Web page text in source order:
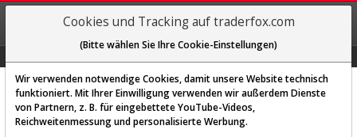
REGIS-
TRIEREN
Diese Funktion ist nur für
Cookies und Tracking auf traderfox.com
(Bitte wählen Sie Ihre Cookie-Einstellungen)
Wir verwenden notwendige Cookies, damit unsere Website technisch
funktioniert. Mit Ihrer Einwilligung verwenden wir außerdem Dienste
von Partnern, z. B. für eingebettete YouTube-Videos,
Reichweitenmessung und personalisierte Werbung.